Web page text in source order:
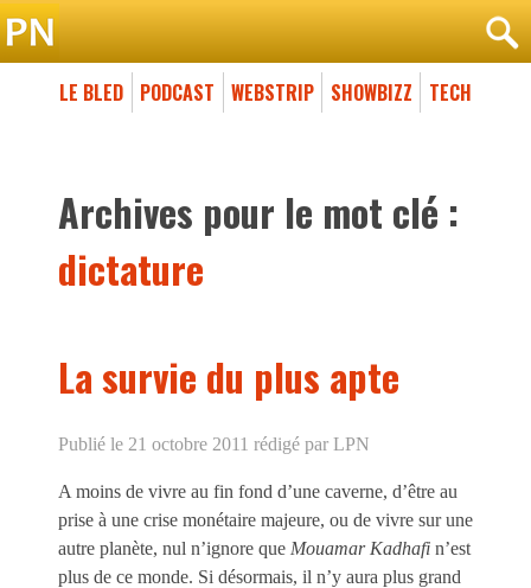
LE BLED PODCAST WEBSTRIP SHOWBIZZ TECH
Archives pour le mot clé :
dictature
La survie du plus apte
Publié le 21 octobre 2011 rédigé par LPN
A moins de vivre au fin fond d’une caverne, d’être au
prise à une crise monétaire majeure, ou de vivre sur une
autre planète, nul n’ignore que Mouamar Kadhafi n’est
plus de ce monde. Si désormais, il n’y aura plus grand